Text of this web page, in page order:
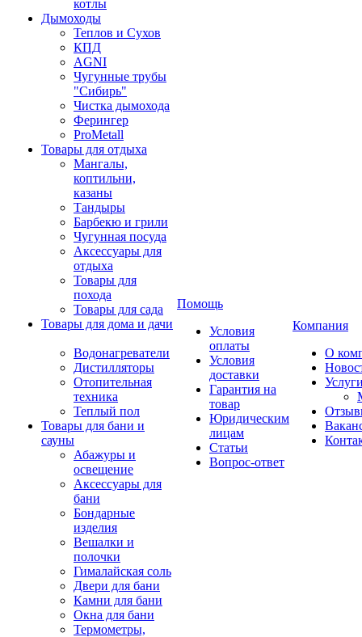
котлы
Дымоходы
Теплов и Сухов
КПД
AGNI
Чугунные трубы
"Сибирь"
Чистка дымохода
Ферингер
ProMetall
Товары для отдыха
Мангалы,
коптильни,
казаны
Тандыры
Барбекю и грили
Чугунная посуда
Аксессуары для
отдыха
Товары для
похода
Товары для сада
Товары для дома и дачи
Водонагреватели
Дистилляторы
Отопительная
техника
Теплый пол
Товары для бани и
сауны
Абажуры и
освещение
Аксессуары для
бани
Бондарные
изделия
Вешалки и
полочки
Гималайская соль
Двери для бани
Камни для бани
Окна для бани
Термометры,
Помощь
Условия
оплаты
Условия
доставки
Гарантия на
товар
Юридическим
лицам
Статьи
Вопрос-ответ
Компания
О